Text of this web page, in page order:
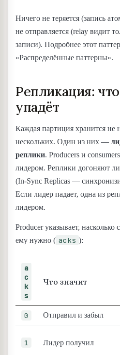
Ничего не теряется (запись
не отправляется (relay видит
записи). Подробнее этот
«Распределённые паттерны».
Репликация:
упадёт
Каждая партиция хранится не
нескольких. Один из них —
реплики. Producers и
лидером. Реплики догоняют
(In-Sync Replicas —
Если лидер падает, одна из
лидером.
Producer указывает, насколько
ему нужно ( acks ):
a
c
k
s
Что значит
0 Отправил и забыл
1 Лидер получил